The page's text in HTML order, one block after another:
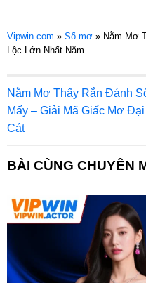
Vipwin.com » Số mơ» Nằm Mơ
Lộc Lớn Nhất Năm
Nằm Mơ Thấy Rắn Đánh
Mấy – Giải Mã Giấc Mơ Đại
Cát
BÀI CÙNG CHUYÊN